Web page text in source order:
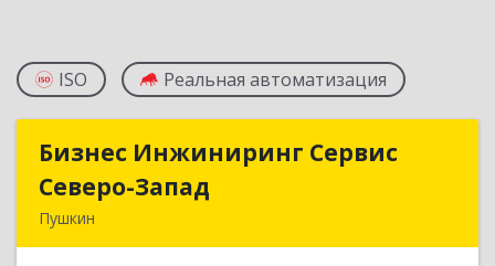
ISO Реальная автоматизация
Бизнес Инжиниринг Сервис
Северо-Запад
Пушкин
Бизнес Инжиниринг Сервис